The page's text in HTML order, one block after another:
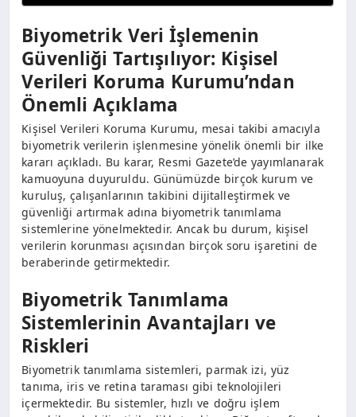
Biyometrik Veri İşlemenin
Güvenliği Tartışılıyor: Kişisel
Verileri Koruma Kurumu’ndan
Önemli Açıklama
Kişisel Verileri Koruma Kurumu, mesai takibi amacıyla
biyometrik verilerin işlenmesine yönelik önemli bir ilke
kararı açıkladı. Bu karar, Resmi Gazete’de yayımlanarak
kamuoyuna duyuruldu. Günümüzde birçok kurum ve
kuruluş, çalışanlarının takibini dijitalleştirmek ve
güvenliği artırmak adına biyometrik tanımlama
sistemlerine yönelmektedir. Ancak bu durum, kişisel
verilerin korunması açısından birçok soru işaretini de
beraberinde getirmektedir.
Biyometrik Tanımlama
Sistemlerinin Avantajları ve
Riskleri
Biyometrik tanımlama sistemleri, parmak izi, yüz
tanıma, iris ve retina taraması gibi teknolojileri
içermektedir. Bu sistemler, hızlı ve doğru işlem